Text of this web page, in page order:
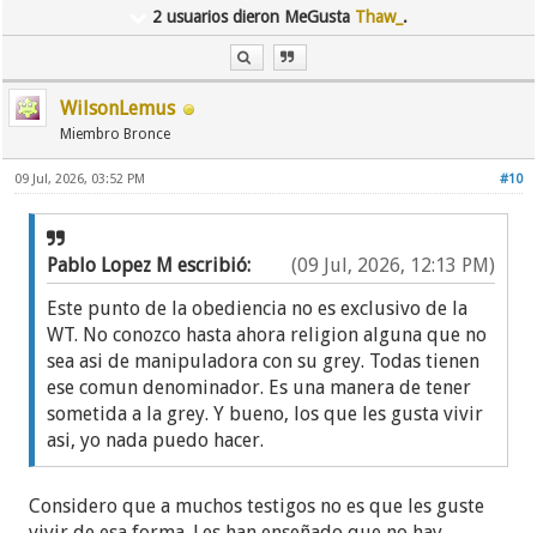
2 usuarios dieron MeGusta Thaw_ .
WilsonLemus
Miembro Bronce
#10
09 Jul, 2026, 03:52 PM
(09 Jul, 2026, 12:13 PM)
Pablo Lopez M escribió:
Este punto de la obediencia no es exclusivo de la
WT. No conozco hasta ahora religion alguna que no
sea asi de manipuladora con su grey. Todas tienen
ese comun denominador. Es una manera de tener
sometida a la grey. Y bueno, los que les gusta vivir
asi, yo nada puedo hacer.
Considero que a muchos testigos no es que les guste